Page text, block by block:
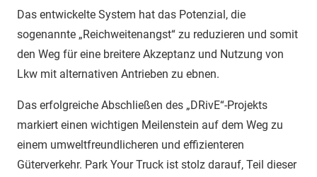
Das entwickelte System hat das Potenzial, die
sogenannte „Reichweitenangst“ zu reduzieren und somit
den Weg für eine breitere Akzeptanz und Nutzung von
Lkw mit alternativen Antrieben zu ebnen.
Das erfolgreiche Abschließen des „DRivE“-Projekts
markiert einen wichtigen Meilenstein auf dem Weg zu
einem umweltfreundlicheren und effizienteren
Güterverkehr. Park Your Truck ist stolz darauf, Teil dieser